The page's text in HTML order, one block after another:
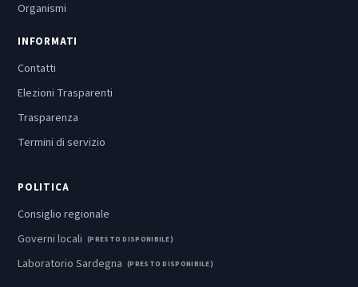
Organismi
INFORMATI
Contatti
Elezioni Trasparenti
Trasparenza
Termini di servizio
POLITICA
Consiglio regionale
Governi locali (PRESTO DISPONIBILE)
Laboratorio Sardegna (PRESTO DISPONIBILE)